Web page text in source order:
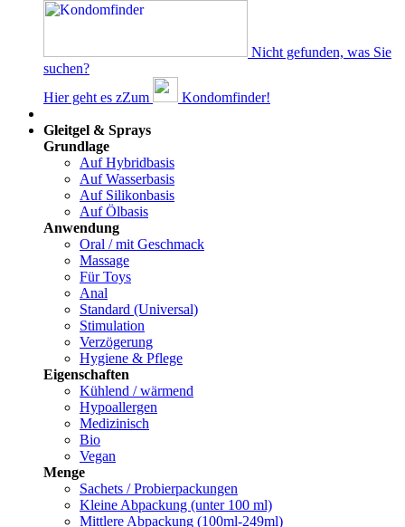
Nicht gefunden, was Sie
suchen?
Hier geht es zZum
Kondomfinder!
Gleitgel & Sprays
Grundlage
Auf Hybridbasis
Auf Wasserbasis
Auf Silikonbasis
Auf Ölbasis
Anwendung
Oral / mit Geschmack
Massage
Für Toys
Anal
Standard (Universal)
Stimulation
Verzögerung
Hygiene & Pflege
Eigenschaften
Kühlend / wärmend
Hypoallergen
Medizinisch
Bio
Vegan
Menge
Sachets / Probierpackungen
Kleine Abpackung (unter 100 ml)
Mittlere Abpackung (100ml-249ml)